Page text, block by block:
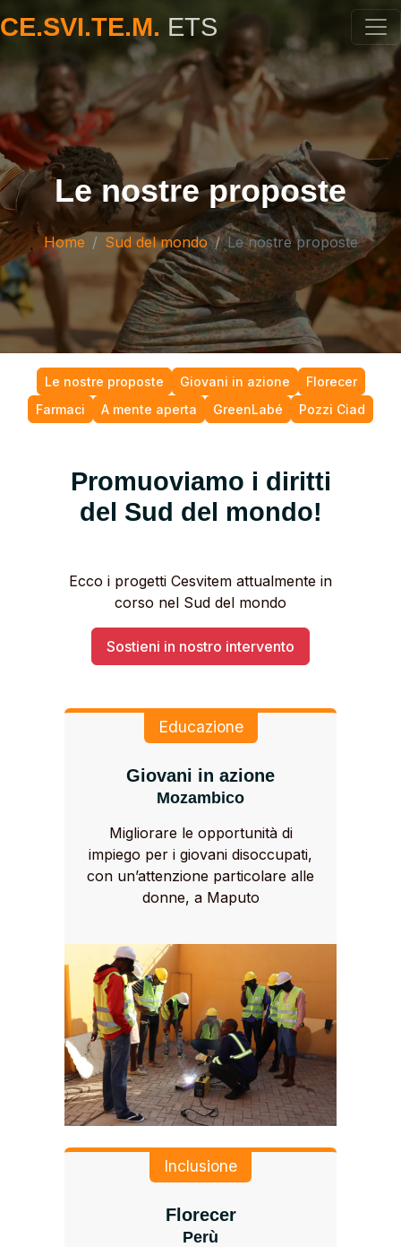
CE.SVI.TE.M. ETS
Le nostre proposte
Home Sud del mondo Le nostre proposte
Le nostre proposte Giovani in azione
Florecer
Farmaci
A mente aperta GreenLabé Pozzi Ciad
Promuoviamo i diritti
del Sud del mondo!
Ecco i progetti Cesvitem attualmente in
corso nel Sud del mondo
Sostieni in nostro intervento
Educazione
Giovani in azione
Mozambico
Migliorare le opportunità di
impiego per i giovani disoccupati,
con un’attenzione particolare alle
donne, a Maputo
Inclusione
Florecer
Perù